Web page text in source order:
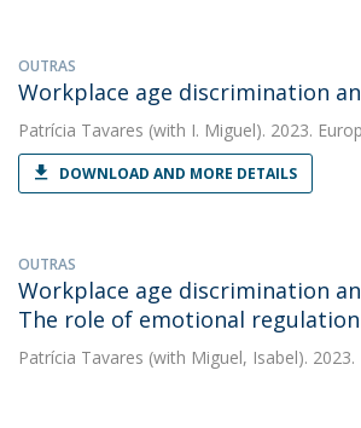
OUTRAS
Workplace age discrimination
Patrícia Tavares (with I. Miguel). 2023.
DOWNLOAD AND MORE DETAILS
OUTRAS
Workplace age discrimination
The role of emotional
Patrícia Tavares (with Miguel, Isabel). 2023.